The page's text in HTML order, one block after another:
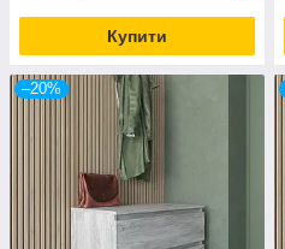
Купити
–20%